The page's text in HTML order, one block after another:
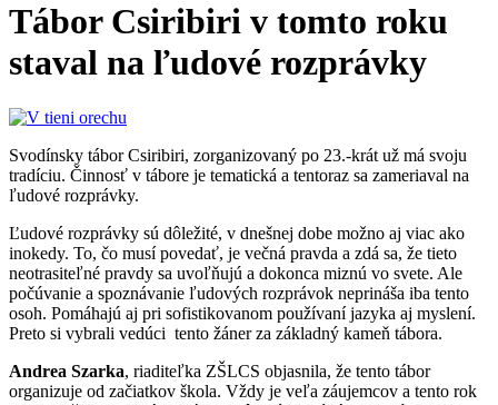
Tábor Csiribiri v tomto roku
staval na ľudové rozprávky
Svodínsky tábor Csiribiri, zorganizovaný po 23.-krát už má svoju
tradíciu. Činnosť v tábore je tematická a tentoraz sa zameriaval na
ľudové rozprávky.
Ľudové rozprávky sú dôležité, v dnešnej dobe možno aj viac ako
inokedy. To, čo musí povedať, je večná pravda a zdá sa, že tieto
neotrasiteľné pravdy sa uvoľňujú a dokonca miznú vo svete. Ale
počúvanie a spoznávanie ľudových rozprávok neprináša iba tento
osoh. Pomáhajú aj pri sofistikovanom používaní jazyka aj myslení.
Preto si vybrali vedúci tento žáner za základný kameň tábora.
Andrea Szarka, riaditeľka ZŠLCS objasnila, že tento tábor
organizuje od začiatkov škola. Vždy je veľa záujemcov a tento rok